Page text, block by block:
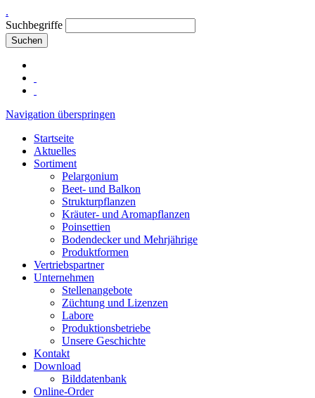
.
Suchbegriffe
Suchen
Navigation überspringen
Startseite
Aktuelles
Sortiment
Pelargonium
Beet- und Balkon
Strukturpflanzen
Kräuter- und Aromapflanzen
Poinsettien
Bodendecker und Mehrjährige
Produktformen
Vertriebspartner
Unternehmen
Stellenangebote
Züchtung und Lizenzen
Labore
Produktionsbetriebe
Unsere Geschichte
Kontakt
Download
Bilddatenbank
Online-Order